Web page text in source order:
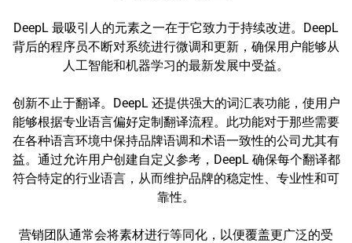
DeepL 最吸引人的元素之一在于它致力于持续改进。DeepL
背后的程序员不断对系统进行微调和更新，确保用户能够从
人工智能和机器学习的最新发展中受益。
创新不止于翻译。DeepL 还提供强大的词汇表功能，使用户
能够根据专业语言偏好定制翻译流程。此功能对于那些需要
在各种语言环境中保持品牌语调和术语一致性的公司尤其有
益。通过允许用户创建自定义参考，DeepL 确保每个翻译都
符合特定的行业语言，从而维护品牌的稳定性、专业性和可
靠性。
营销团队通常会将素材进行等同化，以便覆盖更广泛的受